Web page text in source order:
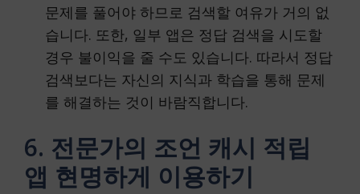
문제를 풀어야 하므로 검색할 여유가 거의 없
습니다. 또한, 일부 앱은 정답 검색을 시도할
경우 불이익을 줄 수도 있습니다. 따라서 정답
검색보다는 자신의 지식과 학습을 통해 문제
를 해결하는 것이 바람직합니다.
6. 전문가의 조언 캐시 적립
앱 현명하게 이용하기